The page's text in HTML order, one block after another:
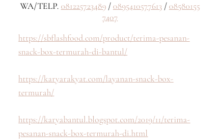
WA/TELP. 081225723489 /0895410577613 /08580155
7407
https://sbflashfood.com/product/terima-pesanan-
snack-box-termurah-di-bantul/
https://karyarakyat.com/layanan-snack-box-
termurah/
https://karyabantul.blogspot.com/2019/11/terima-
pesanan-snack-box-termurah-di.html